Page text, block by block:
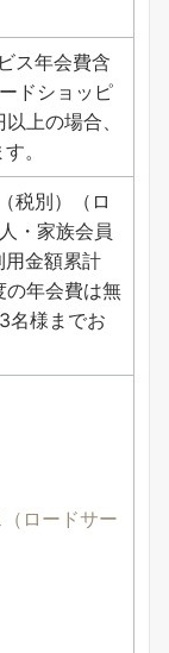
ス年会費含
ドショッピ
上の場合、
。
税別）（ロ
・家族会員
用金額累計
の年会費は無
名様までお
ロードサー